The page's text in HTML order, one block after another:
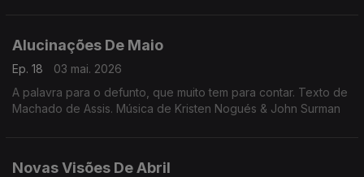
Alucinações De Maio
Ep. 18
03 mai. 2026
A palavra para o defunto, que muito tem para contar. Texto de
Machado de Assis. Música de Kristen Nogués & John Surman
Novas Visões De Abril